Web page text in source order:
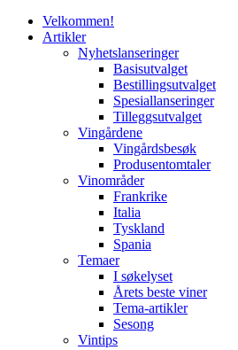
Close
Menu
Velkommen!
Artikler
Nyhetslanseringer
Basisutvalget
Bestillingsutvalget
Spesiallanseringer
Tilleggsutvalget
Vingårdene
Vingårdsbesøk
Produsentomtaler
Vinområder
Frankrike
Italia
Tyskland
Spania
Temaer
I søkelyset
Årets beste viner
Tema-artikler
Sesong
Vintips